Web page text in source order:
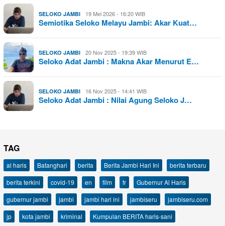
SELOKO JAMBI 19 Mei 2026 - 16:20 WIB
Semiotika Seloko Melayu Jambi: Akar Kuat…
SELOKO JAMBI 20 Nov 2025 - 19:39 WIB
Seloko Adat Jambi : Makna Akar Menurut E…
SELOKO JAMBI 16 Nov 2025 - 14:41 WIB
Seloko Adat Jambi : Nilai Agung Seloko J…
TAG
al haris Batanghari berita Berita Jambi Hari Ini
berita terbaru
berita terkini
covid-19 en film fr
Gubernur Al Haris
gubernur jambi
jambi jambi hari ini jambiseru
jambiseru.com
jp
kota jambi kriminal
Kumpulan BERITA haris-sani